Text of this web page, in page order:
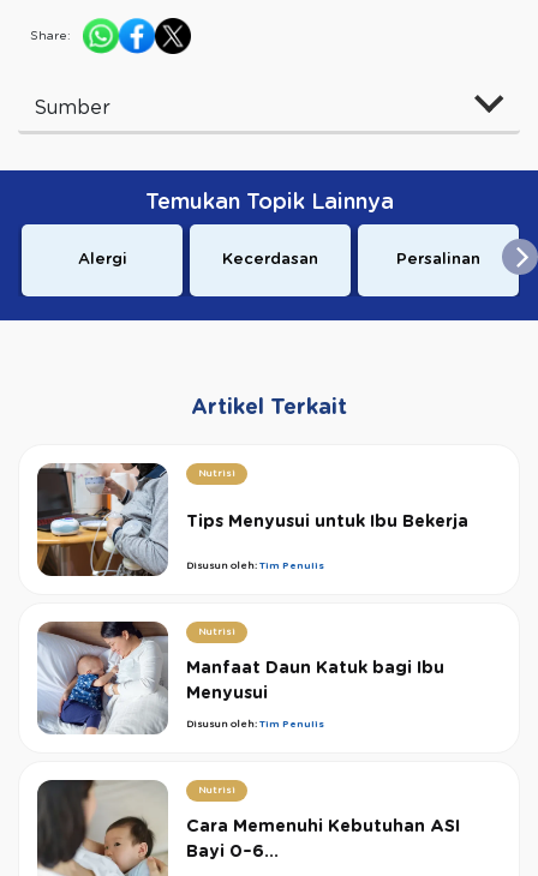
Share:
Sumber
Temukan Topik Lainnya
Alergi Kecerdasan Persalinan
Artikel Terkait
Nutrisi
Tips Menyusui untuk Ibu Bekerja
Disusun oleh: Tim Penulis
Nutrisi
Manfaat Daun Katuk bagi Ibu
Menyusui
Disusun oleh: Tim Penulis
Nutrisi
Cara Memenuhi Kebutuhan ASI
Bayi 0–6...